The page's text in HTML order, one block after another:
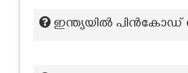
ഇന്ത്യയിൽ പിൻകോഡ്